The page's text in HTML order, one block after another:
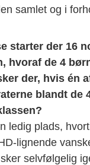
samlet og i
starter der 16
hvoraf de 4
der, hvis én
blandt de
ledig plads,
lignende
selvfølgelig